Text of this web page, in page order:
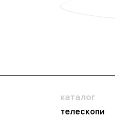
каталог
телескопи